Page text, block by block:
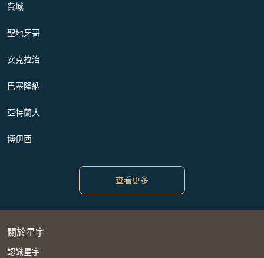
費城
聖地牙哥
安克拉治
巴塞隆納
亞特蘭大
博伊西
查看更多
關於星宇
認識星宇